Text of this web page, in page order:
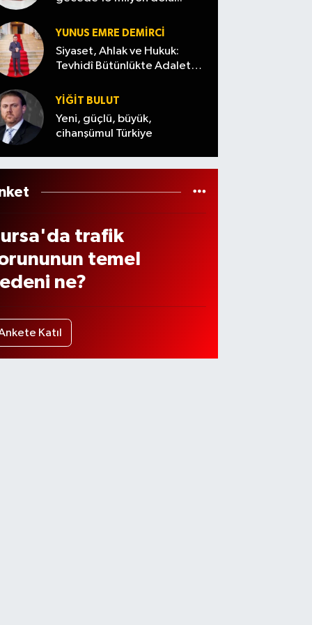
YUNUS EMRE DEMIRCI
Siyaset, Ahlak ve Hukuk:
Tevhidî Bütünlükte Adalet
YİĞİT BULUT
Yeni, güçlü, büyük,
cihanşümul Türkiye
trafik
temel
ne?
Katıl